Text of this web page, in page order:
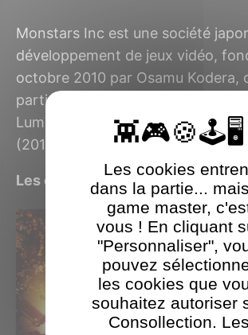
Monstars Inc est une société
développement de jeux vidéo,
octobre 2010 par Osamu Kodera,
participé à la création des jeux
Lumines: Puzzle Fusion (2004) et
(2011).
Les derniers jeux Monstars Inc
Les cookies
dans la partie...
game master,
vous ! En cliquant
"Personnaliser",
pouvez
les cookies que
souhaitez autoriser
Consollection. Les